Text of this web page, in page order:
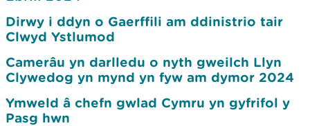
Dirwy i ddyn o Gaerffili am ddinistrio tair
Clwyd Ystlumod
Camerâu yn darlledu o nyth gweilch Llyn
Clywedog yn mynd yn fyw am dymor 2024
Ymweld â chefn gwlad Cymru yn gyfrifol y
Pasg hwn